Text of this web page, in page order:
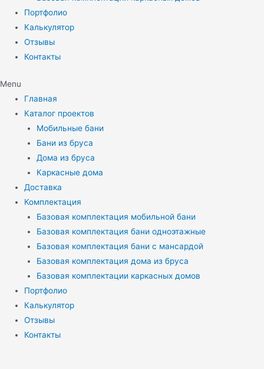
Портфолио
Калькулятор
Отзывы
Контакты
Menu
Главная
Каталог проектов
Мобильные бани
Бани из бруса
Дома из бруса
Каркасные дома
Доставка
Комплектация
Базовая комплектация мобильной бани
Базовая комплектация бани одноэтажные
Базовая комплектация бани с мансардой
Базовая комплектация дома из бруса
Базовая комплектации каркасных домов
Портфолио
Калькулятор
Отзывы
Контакты